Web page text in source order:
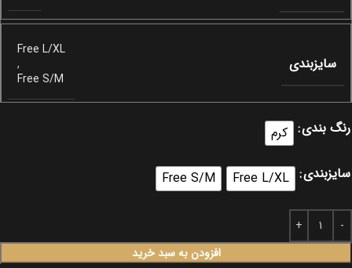
سایزبندی
Free L/XL
,
Free S/M
رنگ بندی کرم
سایزبندی Free L/XL
Free S/M
افزودن به سبد خرید